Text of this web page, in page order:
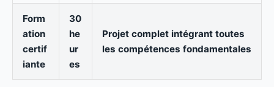
Form
ation
certif
iante
30
he
ur
es
Projet complet intégrant toutes
les compétences fondamentales